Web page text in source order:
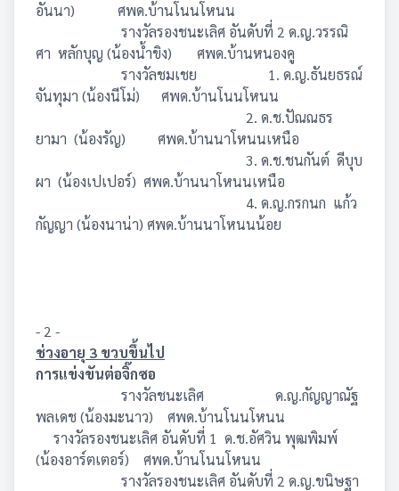
อันนา) ศพด.บ้านโนนโหนน
รางวัลรองชนะเลิศ อันดับที่ 2 ด.ญ.วรรณิ
ศา หลักบุญ (น้องน้ำขิง) ศพด.บ้านหนองคู
รางวัลชมเชย 1. ด.ญ.ธันยธรณ์
จันทุมา (น้องนีโม่) ศพด.บ้านโนนโหนน
2. ด.ช.ปัณณธร
ยามา (น้องรัญ) ศพด.บ้านนาโหนนเหนือ
3. ด.ช.ชนกันต์ ดีบุบ
ผา (น้องเปเปอร์) ศพด.บ้านนาโหนนเหนือ
4. ด.ญ.กรกนก แก้ว
กัญญา (น้องนาน่า) ศพด.บ้านนาโหนนน้อย
- 2 -
ช่วงอายุ 3 ขวบขึ้นไป
การแข่งขันต่อจิ๊กซอ
รางวัลชนะเลิศ ด.ญ.กัญญาณัฐ
พลเดช (น้องมะนาว) ศพด.บ้านโนนโหนน
รางวัลรองชนะเลิศ อันดับที่ 1 ด.ช.อัศวิน พุฒพิมพ์
(น้องอาร์ตเตอร์) ศพด.บ้านโนนโหนน
รางวัลรองชนะเลิศ อันดับที่ 2 ด.ญ.ขนิษฐา